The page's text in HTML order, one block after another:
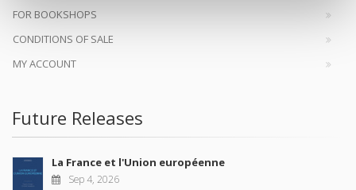
FOR BOOKSHOPS
CONDITIONS OF SALE
MY ACCOUNT
Future Releases
La France et l'Union européenne
Sep 4, 2026